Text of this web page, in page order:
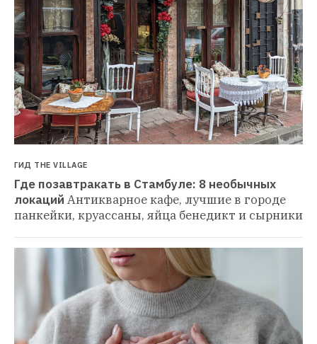
ГИД THE VILLAGE
Где позавтракать в Стамбуле: 8 необычных
локаций Антикварное кафе, лучшие в городе
панкейки, круассаны, яйца бенедикт и сырники